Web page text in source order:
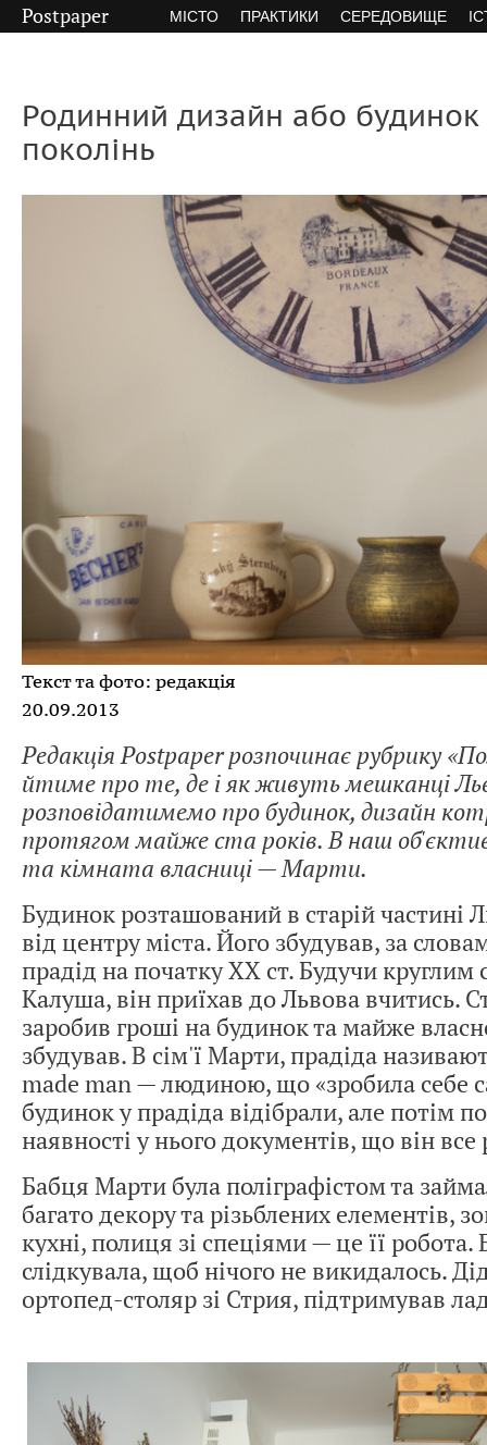
Postpaper МІСТО ПРАКТИКИ СЕРЕДОВИЩЕ
Родинний дизайн або будинок
поколінь
Текст та фото: редакція
20.09.2013
Редакція Postpaper розпочинає рубрику
йтиме про те, де і як живуть мешканці
розповідатимемо про будинок, дизайн
протягом майже ста років. В наш
та кімната власниці — Марти.
Будинок розташований в старій частині
від центру міста. Його збудував, за
прадід на початку ХХ ст. Будучи круглим
Калуша, він приїхав до Львова вчитись.
заробив гроші на будинок та майже
збудував. В сім'ї Марти, прадіда
made man — людиною, що «зробила себе
будинок у прадіда відібрали, але потім
наявності у нього документів, що він
Бабця Марти була поліграфістом та
багато декору та різьблених елементів,
кухні, полиця зі спеціями — це її
слідкувала, щоб нічого не викидалось.
ортопед-столяр зі Стрия, підтримував